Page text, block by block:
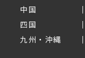
中国
四国
九州・沖縄